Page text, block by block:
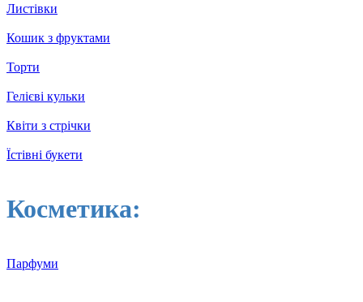
Листівки
Кошик з фруктами
Торти
Гелієві кульки
Квіти з стрічки
Їстівні букети
Косметика:
Парфуми